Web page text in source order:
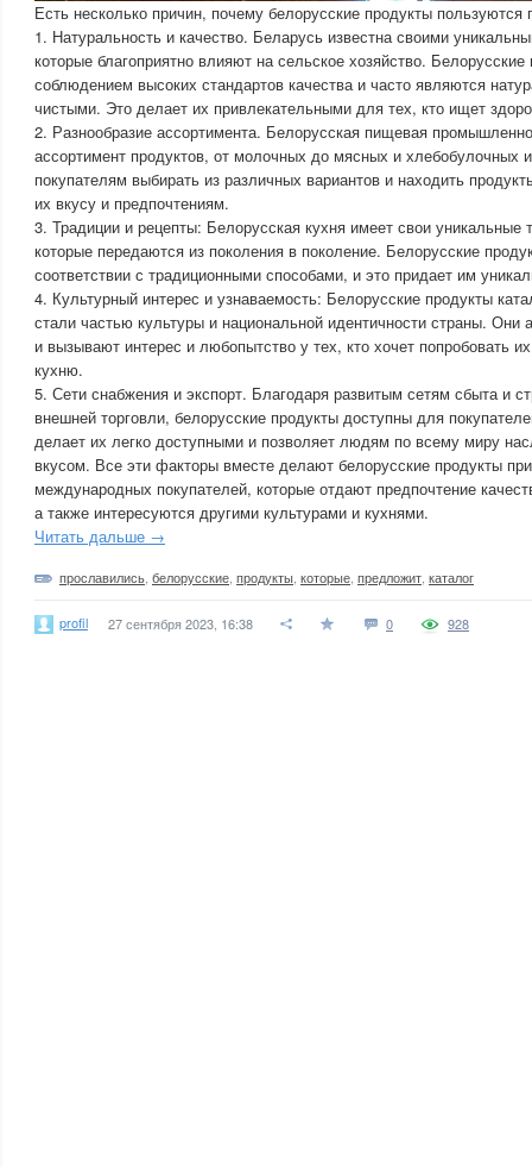
Есть несколько причин, почему белорусские продукты
1. Натуральность и качество. Беларусь известна своими
которые благоприятно влияют на сельское хозяйство.
соблюдением высоких стандартов качества и часто являются
чистыми. Это делает их привлекательными для тех, кто ищет
2. Разнообразие ассортимента. Белорусская пищевая
ассортимент продуктов, от молочных до мясных и хлебобулочных
покупателям выбирать из различных вариантов и находить
их вкусу и предпочтениям.
3. Традиции и рецепты: Белорусская кухня имеет свои уникальные
которые передаются из поколения в поколение. Белорусские
соответствии с традиционными способами, и это придает им
4. Культурный интерес и узнаваемость: Белорусские продукты
стали частью культуры и национальной идентичности страны.
и вызывают интерес и любопытство у тех, кто хочет попробовать
кухню.
5. Сети снабжения и экспорт. Благодаря развитым сетям сбыта и
внешней торговли, белорусские продукты доступны для
делает их легко доступными и позволяет людям по всему миру
вкусом. Все эти факторы вместе делают белорусские продукты
международных покупателей, которые отдают предпочтение
а также интересуются другими культурами и кухнями.
Читать дальше →
прославились белорусские продукты которые предложит каталог
profil 27 сентября 2023, 16:38 0 928